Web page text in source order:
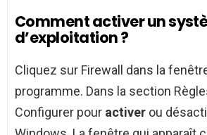
Comment activer un
d’exploitation ?
Cliquez sur Firewall dans la
programme. Dans la section
Configurer pour activer ou